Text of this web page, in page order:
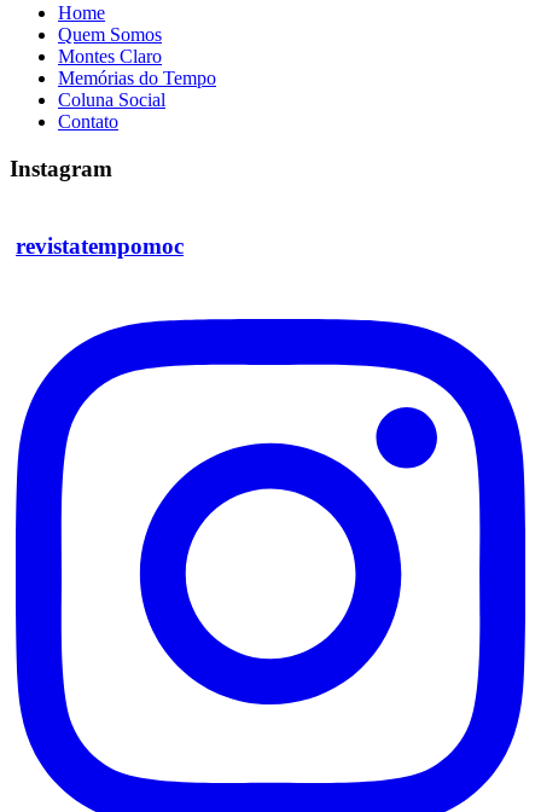
Home
Quem Somos
Montes Claro
Memórias do Tempo
Coluna Social
Contato
Instagram
revistatempomoc